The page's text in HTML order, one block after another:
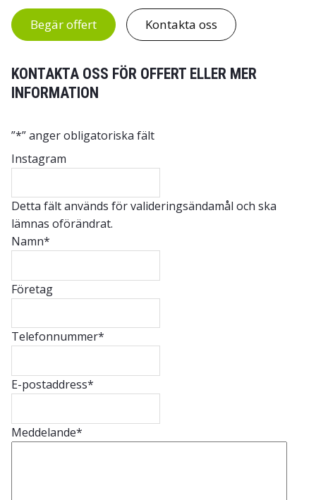
Begär offert Kontakta oss
KONTAKTA OSS FÖR OFFERT ELLER MER
INFORMATION
”*” anger obligatoriska fält
Instagram
Detta fält används för valideringsändamål och ska
lämnas oförändrat.
Namn*
Företag
Telefonnummer*
E-postaddress*
Meddelande*